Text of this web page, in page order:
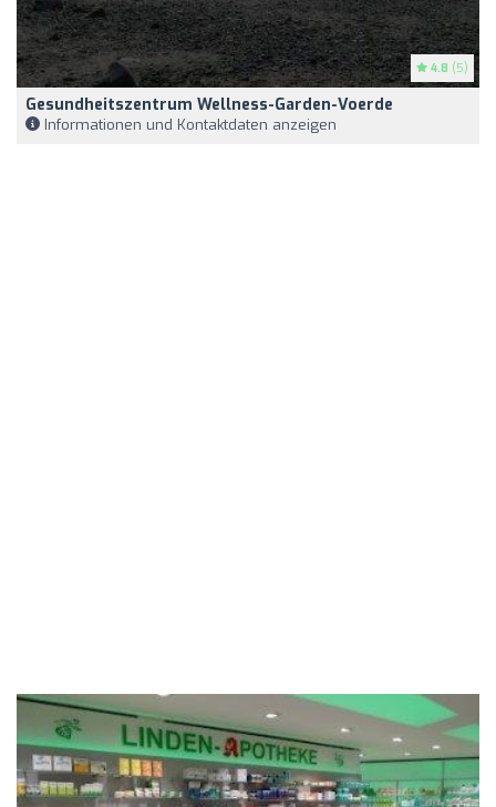
4.8 (5)
Gesundheitszentrum Wellness-Garden-Voerde
Informationen und Kontaktdaten anzeigen